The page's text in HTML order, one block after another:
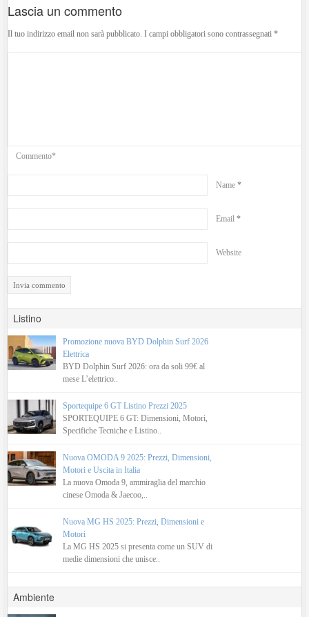
Lascia un commento
Il tuo indirizzo email non sarà pubblicato. I campi obbligatori sono contrassegnati*
Commento*
Name *
Email *
Website
Listino
Promozione nuova BYD Dolphin Surf 2026
Elettrica
BYD Dolphin Surf 2026: ora da soli 99€ al
mese L’elettrico..
Sportequipe 6 GT Listino Prezzi 2025
SPORTEQUIPE 6 GT: Dimensioni, Motori,
Specifiche Tecniche e Listino..
Nuova OMODA 9 2025: Prezzi, Dimensioni,
Motori e Uscita in Italia
La nuova Omoda 9, ammiraglia del marchio
cinese Omoda & Jaecoo,..
Nuova MG HS 2025: Prezzi, Dimensioni e
Motori
La MG HS 2025 si presenta come un SUV di
medie dimensioni che unisce..
Ambiente